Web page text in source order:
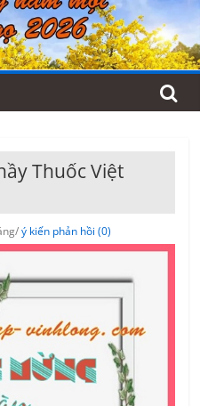
Thuốc Việt
ý kiến phản hồi (0)